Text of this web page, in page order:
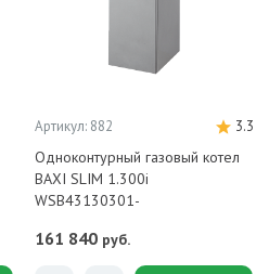
Артикул: 882 3.3
Одноконтурный газовый котел
BAXI SLIM 1.300i
WSB43130301-
161 840 руб.